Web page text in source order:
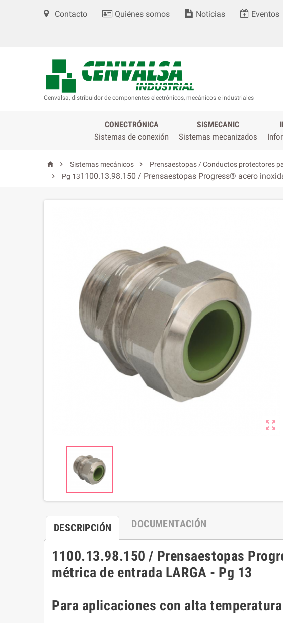
Contacto Quiénes somos Noticias Eventos
Cenvalsa, distribuidor de componentes electrónicos, mecánicos e industriales
CONECTRÓNICA
Sistemas de conexión
SISMECANIC
Sistemas mecanizados
  Sistemas mecánicos  Prensaestopas / Conductos protectores

Pg 131100.13.98.150 / Prensaestopas Progress® acero

DESCRIPCIÓN DOCUMENTACIÓN
1100.13.98.150 / Prensaestopas
métrica de entrada LARGA - Pg 13
Para aplicaciones con alta temperatura